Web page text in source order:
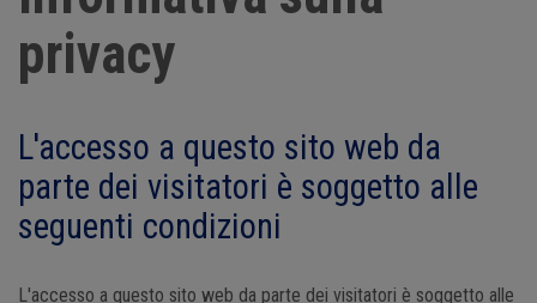
privacy
L'accesso a questo sito web da
parte dei visitatori è soggetto alle
seguenti condizioni
L'accesso a questo sito web da parte dei visitatori è soggetto alle